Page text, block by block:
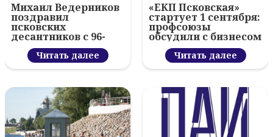
Михаил Ведерников
поздравил
псковских
десантников с 96-
летием ВДВ и
вручил награды
Читать далее
«ЕКП Псковская»
стартует 1 сентября:
профсоюзы
обсудили с бизнесом
новый цифровой
проектЧитать далее